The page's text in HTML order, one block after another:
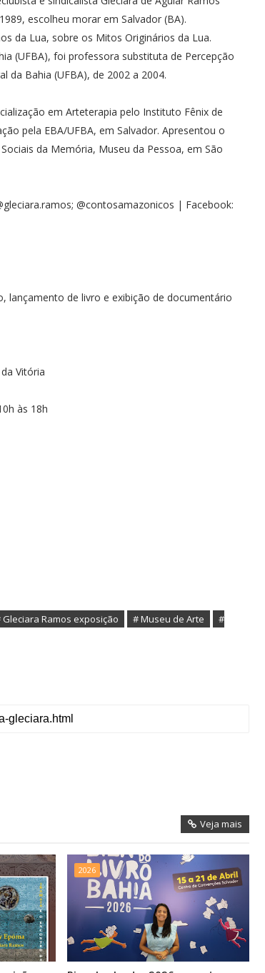
escolheu morar em Salvador (BA).
da Lua, sobre os Mitos Originários da Lua.
(UFBA), foi professora substituta de Percepção
da Bahia (UFBA), de 2002 a 2004.
em Arteterapia pelo Instituto Fênix de
pela EBA/UFBA, em Salvador. Apresentou o
da Memória, Museu da Pessoa, em São
@contosamazonicos | Facebook:
lançamento de livro e exibição de documentário
Vitória
às 18h
Gleciara Ramos exposição # Museu de Arte
#
Veja mais
2026